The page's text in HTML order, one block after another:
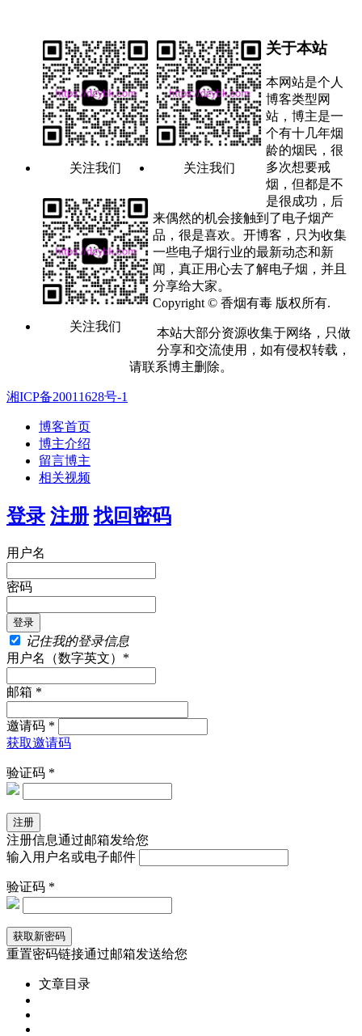
关注我们 关注我们
关注我们
关于本站
本网站是个人
博客类型网
站，博主是一
个有十几年烟
龄的烟民，很
多次想要戒
烟，但都是不
是很成功，后
来偶然的机会接触到了电子烟产
品，很是喜欢。开博客，只为收集
一些电子烟行业的最新动态和新
闻，真正用心去了解电子烟，并且
分享给大家。
Copyright © 香烟有毒 版权所有.
本站大部分资源收集于网络，只做
分享和交流使用，如有侵权转载，
请联系博主删除。
湘ICP备20011628号-1
博客首页
博主介绍
留言博主
相关视频
登录 注册 找回密码
用户名
密码
记住我的登录信息
用户名（数字英文）*
邮箱 *
邀请码 *
获取邀请码
验证码 *
注册信息通过邮箱发给您
输入用户名或电子邮件
验证码 *
重置密码链接通过邮箱发送给您
文章目录